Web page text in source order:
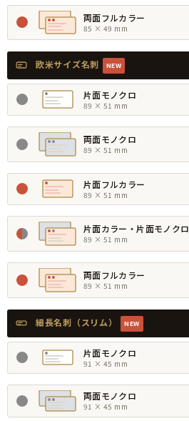
両面フルカラー
85 × 49 mm
欧米サイズ名刺 NEW
片面モノクロ
89 × 51 mm
両面モノクロ
89 × 51 mm
片面フルカラー
89 × 51 mm
片面カラー・片面モノクロ
89 × 51 mm
両面フルカラー
89 × 51 mm
細長名刺（スリム） NEW
片面モノクロ
91 × 45 mm
両面モノクロ
91 × 45 mm